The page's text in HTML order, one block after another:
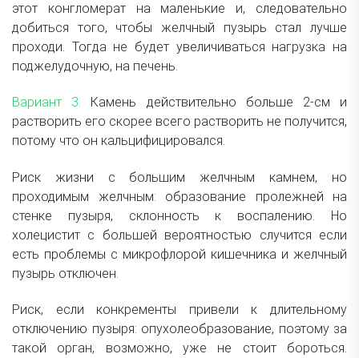
этот конгломерат на маленькие и, следовательно
добиться того, чтобы желчный пузырь стал лучше
проходи. Тогда не будет увеличиваться нагрузка на
поджелудочную, на печень.
Вариант 3. Камень действительно больше 2-см и
растворить его скорее всего растворить не получится,
потому что он кальцифицировался.
Риск жизни с большим желчным камнем, но
проходимым желчным: образование пролежней на
стенке пузыря, склонность к воспалению. Но
холецистит с большей вероятностью случится если
есть проблемы с микрофлорой кишечника и желчный
пузырь отключен.
Риск, если конкременты привели к длительному
отключению пузыря: опухолеобразование, поэтому за
такой орган, возможно, уже не стоит бороться.